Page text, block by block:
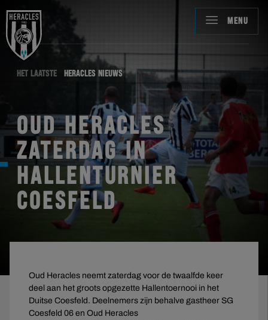
MENU
HET LAATSTE HERACLES NIEUWS
OUD HERACLES
ZATERDAG IN
HALLENTURNIER
COESFELD
Oud Heracles neemt zaterdag voor de twaalfde keer
deel aan het groots opgezette Hallentoernooi in het
Duitse Coesfeld. Deelnemers zijn behalve gastheer SG
Coesfeld 06 en Oud Heracles